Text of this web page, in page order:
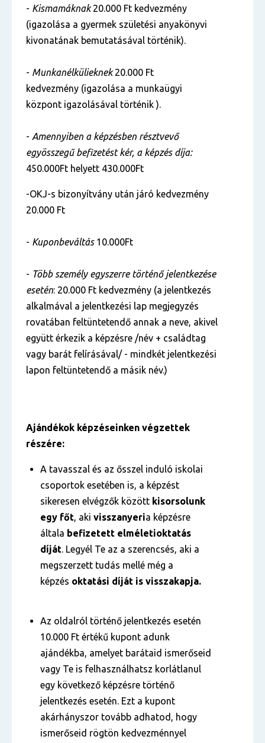
- Kismamáknak20.000 Ft kedvezmény
(igazolása a gyermek születési anyakönyvi
kivonatának bemutatásával történik).
- Munkanélkülieknek20.000 Ft
kedvezmény (igazolása a munkaügyi
központ igazolásával történik ).
- Amennyiben a képzésben résztvevő
egyösszegű befizetést kér, a képzés díja:
450.000Ft helyett 430.000Ft
-OKJ-s bizonyítvány után járó kedvezmény
20.000 Ft
- Kuponbeváltás10.000Ft
- Több személy egyszerre történő jelentkezése
esetén: 20.000 Ft kedvezmény (a jelentkezés
alkalmával a jelentkezési lap megjegyzés
rovatában feltüntetendő annak a neve, akivel
együtt érkezik a képzésre /név + családtag
vagy barát felírásával/ - mindkét jelentkezési
lapon feltüntetendő a másik név.)
Ajándékok képzéseinken végzettek
részére:
A tavasszal és az ősszel induló iskolai
csoportok esetében is, a képzést
sikeresen elvégzők között kisorsolunk
egy főt, aki visszanyeria képzésre
általa befizetett elméletioktatás
díját. Legyél Te az a szerencsés, aki a
megszerzett tudás mellé még a
képzés oktatási díját is visszakapja.
Az oldalról történő jelentkezés esetén
10.000 Ft értékű kupont adunk
ajándékba, amelyet barátaid ismerőseid
vagy Te is felhasználhatsz korlátlanul
egy következő képzésre történő
jelentkezés esetén. Ezt a kupont
akárhányszor tovább adhatod, hogy
ismerőseid rögtön kedvezménnyel